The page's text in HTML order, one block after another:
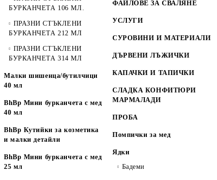
БУРКАНЧЕТА 106 МЛ.
ПРАЗНИ СТЪКЛЕНИ
БУРКАНЧЕТА 212 МЛ
ПРАЗНИ СТЪКЛЕНИ
БУРКАНЧЕТА 314 МЛ
Малки шишенца/бутилчици
40 мл
BhBp Мини бурканчета с мед
40 мл
BhBp Кутийки за козметика
и малки детайли
BhBp Мини бурканчета с мед
25 мл
ФАЙЛОВЕ ЗА СВАЛЯНЕ
УСЛУГИ
СУРОВИНИ И МАТЕРИАЛИ
ДЪРВЕНИ ЛЪЖИЧКИ
КАПАЧКИ И ТАПИЧКИ
СЛАДКА КОНФИТЮРИ
МАРМАЛАДИ
ПРОБА
Помпички за мед
Ядки
Бадеми